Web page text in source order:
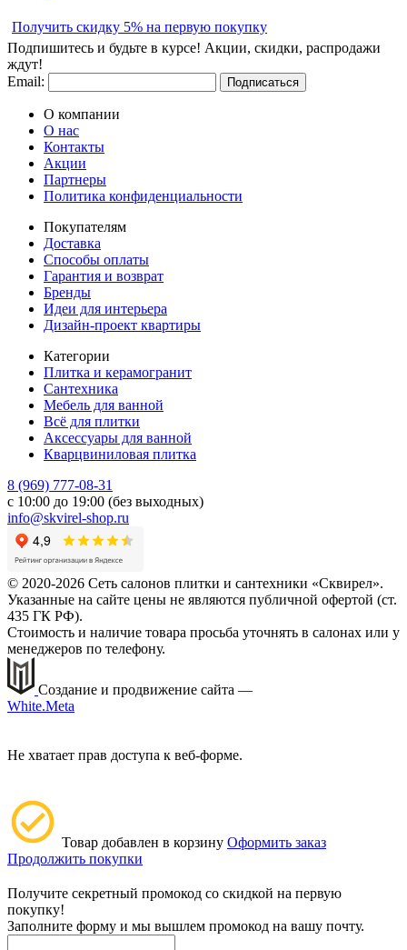
Получить скидку 5% на первую покупку
Подпишитесь и будьте в курсе! Акции, скидки, распродажи
ждут!
Email:
Подписаться
О компании
О нас
Контакты
Акции
Партнеры
Политика конфиденциальности
Покупателям
Доставка
Способы оплаты
Гарантия и возврат
Бренды
Идеи для интерьера
Дизайн-проект квартиры
Категории
Плитка и керамогранит
Сантехника
Мебель для ванной
Всё для плитки
Аксессуары для ванной
Кварцвиниловая плитка
8 (969) 777-08-31
с 10:00 до 19:00 (без выходных)
info@skvirel-shop.ru
© 2020-2026 Сеть салонов плитки и сантехники «Сквирел».
Указанные на сайте цены не являются публичной офертой (ст.
435 ГК РФ).
Стоимость и наличие товара просьба уточнять в салонах или у
менеджеров по телефону.
Создание и продвижение сайта —
White.Meta
Не хватает прав доступа к веб-форме.
Товар добавлен в корзину Оформить заказ
Продолжить покупки
Получите секретный промокод со скидкой на первую
покупку!
Заполните форму и мы вышлем промокод на вашу почту.